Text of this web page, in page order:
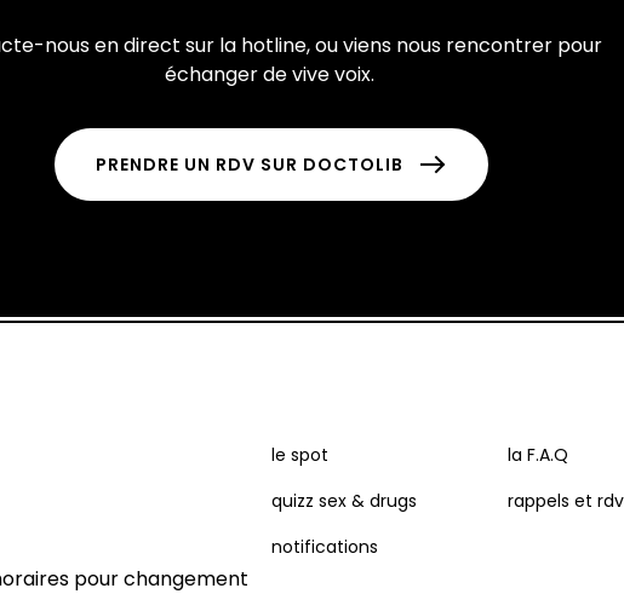
nous en direct sur la hotline, ou viens nous rencontrer pour
échanger de vive voix.
PRENDRE UN RDV SUR DOCTOLIB
pour changement
MENU
PIED
le spot la F.A.Q
quizz sex & drugs
rappels et rdv
notifications